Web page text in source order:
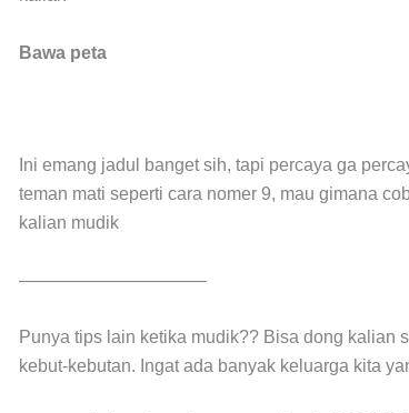
Bawa peta
Ini emang jadul banget sih, tapi percaya ga
teman mati seperti cara nomer 9, mau gimana
kalian mudik
——————————–
Punya tips lain ketika mudik?? Bisa dong kalian
kebut-kebutan. Ingat ada banyak keluarga kita